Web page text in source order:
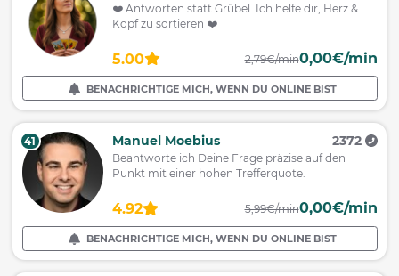
❤️ Antworten statt Grübel .Ich helfe dir, Herz &
Kopf zu sortieren ❤️
5.00 2,79€/min0,00€/min
BENACHRICHTIGE MICH, WENN DU ONLINE BIST
41 Manuel Moebius 2372
Beantworte ich Deine Frage präzise auf den
Punkt mit einer hohen Trefferquote.
4.92 5,99€/min0,00€/min
BENACHRICHTIGE MICH, WENN DU ONLINE BIST